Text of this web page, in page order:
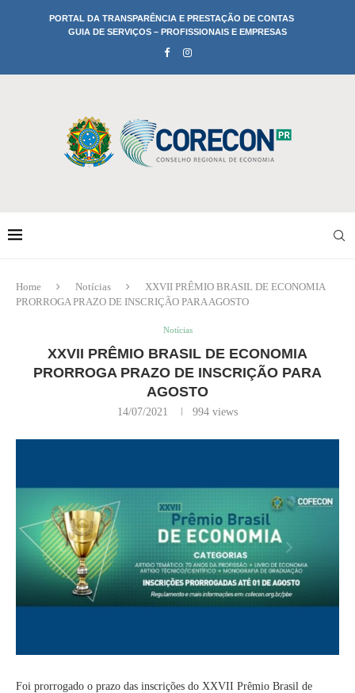
PORTAL DA TRANSPARÊNCIA E PRESTAÇÃO DE CONTAS
GUIA DE SERVIÇOS – PROFISSIONAIS E EMPRESAS
Home Notícias
XXVII PRÊMIO BRASIL DE ECONOMIA
PRORROGA PRAZO DE INSCRIÇÃO PARA AGOSTO
Notícias
XXVII PRÊMIO BRASIL DE ECONOMIA
PRORROGA PRAZO DE INSCRIÇÃO PARA
AGOSTO
14/07/2021 994 views
Foi prorrogado o prazo das inscrições do XXVII Prêmio Brasil de